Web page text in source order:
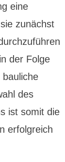
eine
zunächst
der Folge
des
ist somit die
erfolg­reich